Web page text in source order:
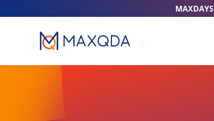
MAXDAYS